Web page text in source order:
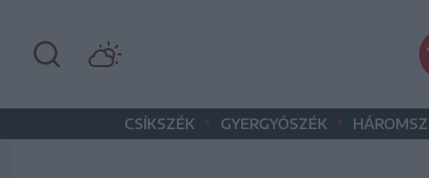
CSÍKSZÉK • GYERGYÓSZÉK •